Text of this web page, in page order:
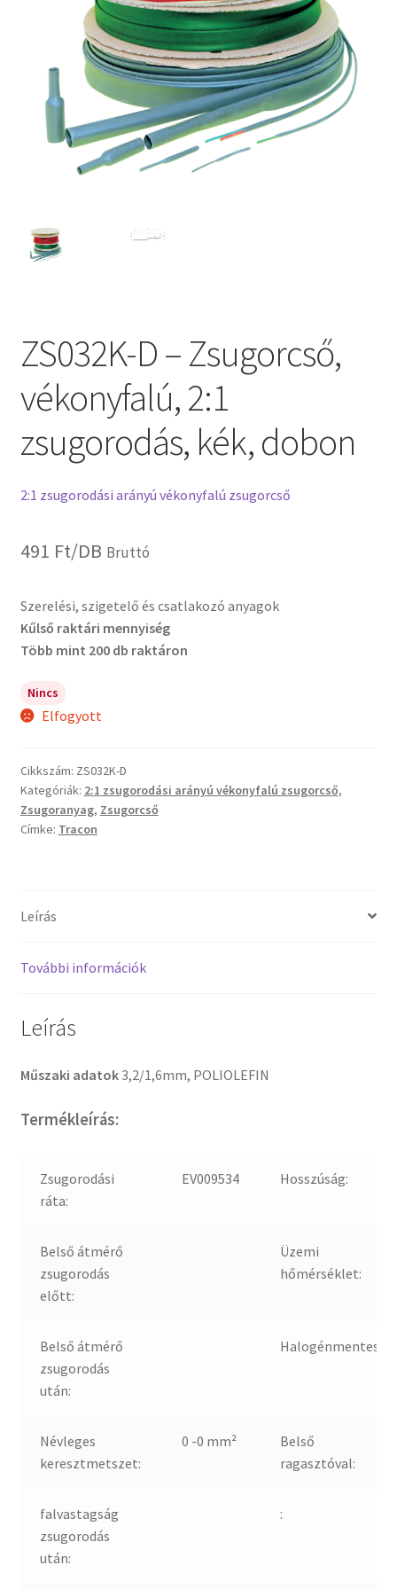
ZS032K-D – Zsugorcső,
vékonyfalú, 2:1
zsugorodás, kék, dobon
2:1 zsugorodási arányú vékonyfalú zsugorcső
491 Ft/DB Bruttó
Szerelési, szigetelő és csatlakozó anyagok
Kűlső raktári mennyiség
Több mint 200 db raktáron
Nincs
Elfogyott
Cikkszám: ZS032K-D
Kategóriák: 2:1 zsugorodási arányú vékonyfalú zsugorcső,
Zsugoranyag, Zsugorcső
Címke: Tracon
Leírás
További információk
Leírás
Műszaki adatok3,2/1,6mm, POLIOLEFIN
Termékleírás:
Zsugorodási
ráta:
EV009534 Hosszúság:
Belső átmérő
zsugorodás
előtt:
Üzemi
hőmérséklet:
Belső átmérő
zsugorodás
után:
Halogénmentes:
Névleges
keresztmetszet:
0 -0 mm²
Belső
ragasztóval:
falvastagság
zsugorodás
után:
: